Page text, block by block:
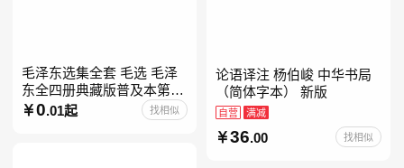
毛泽东选集全套 毛选 毛泽
东全四册典藏版普及本第一
二三四卷 毛泽东军事文集毛
泽东兵法孔见毛泽东文集思
0.01起 找相似
论语译注 杨伯峻 中华书局
（简体字本） 新版
自营 满减
36.00 找相似